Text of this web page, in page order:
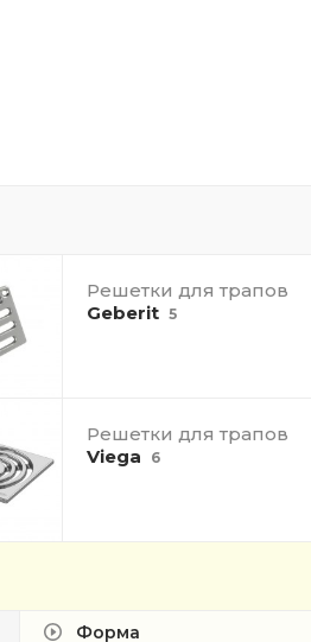
Решетки для трапов
Geberit5
Решетки для трапов
Viega
6
Форма